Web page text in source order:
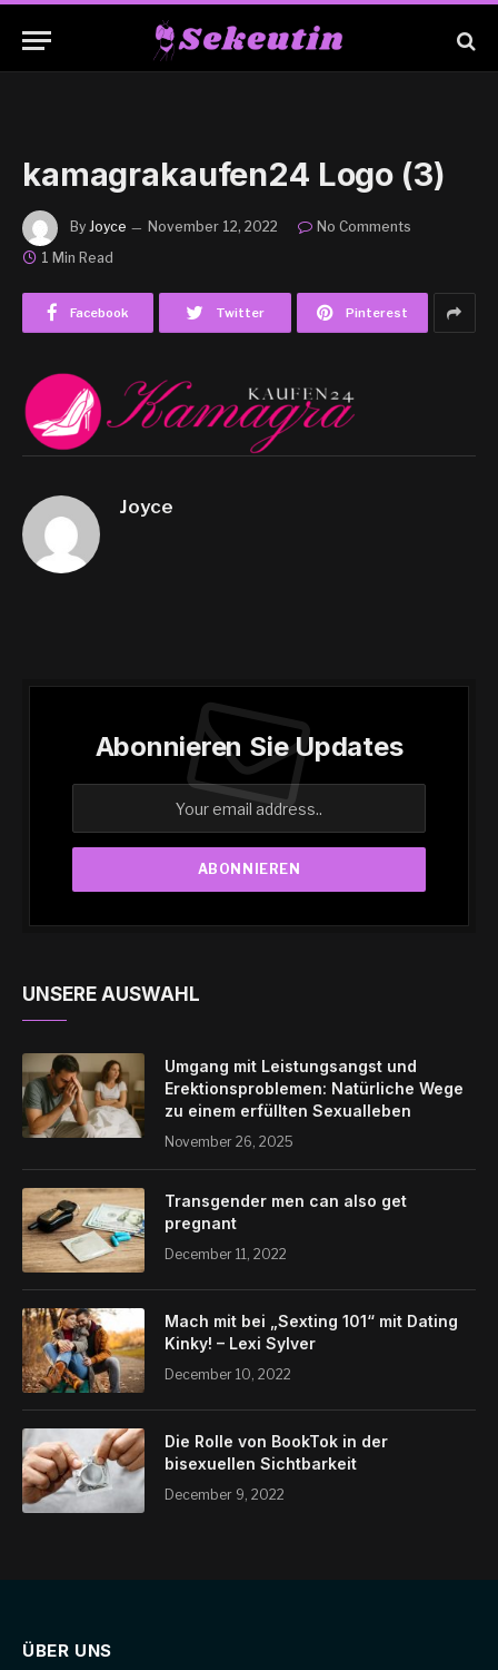
kamagrakaufen24 Logo (3)
By Joyce November 12, 2022
No Comments
1 Min Read
Facebook Twitter Pinterest
Joyce
Abonnieren Sie Updates
UNSERE AUSWAHL
Umgang mit Leistungsangst und
Erektionsproblemen: Natürliche Wege
zu einem erfüllten Sexualleben
November 26, 2025
Transgender men can also get
pregnant
December 11, 2022
Mach mit bei „Sexting 101“ mit Dating
Kinky! – Lexi Sylver
December 10, 2022
Die Rolle von BookTok in der
bisexuellen Sichtbarkeit
December 9, 2022
ÜBER UNS